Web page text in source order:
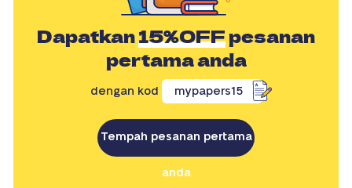
Dapatkan15%OFFpesanan
pertama anda
dengan kod mypapers15
Tempah pesanan pertama
anda